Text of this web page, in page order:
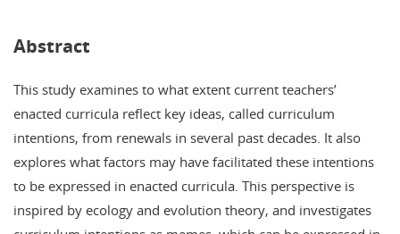
Abstract
This study examines to what extent current teachers’
enacted curricula reflect key ideas, called curriculum
intentions, from renewals in several past decades. It also
explores what factors may have facilitated these intentions
to be expressed in enacted curricula. This perspective is
inspired by ecology and evolution theory, and investigates